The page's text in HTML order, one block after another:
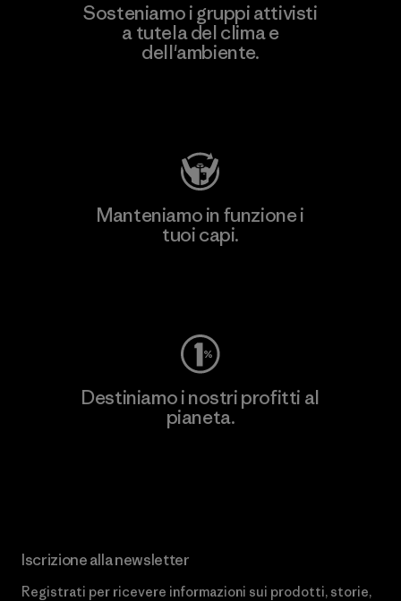
Sosteniamo i gruppi attivisti
a tutela del clima e
dell'ambiente.
Manteniamo in funzione i
tuoi capi.
Destiniamo i nostri profitti al
pianeta.
Iscrizione alla newsletter
Registrati per ricevere informazioni sui prodotti, storie,